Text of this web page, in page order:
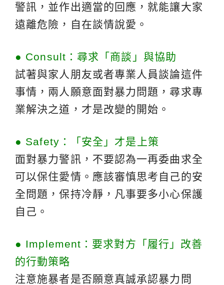
警訊，並作出適當的回應，就能讓大家
遠離危險，自在談情說愛。
● Consult：尋求「商談」與協助
試著與家人朋友或者專業人員談論這件
事情，兩人願意面對暴力問題，尋求專
業解決之道，才是改變的開始。
● Safety：「安全」才是上策
面對暴力警訊，不要認為一再委曲求全
可以保住愛情。應該審慎思考自己的安
全問題，保持冷靜，凡事要多小心保護
自己。
● Implement：要求對方「履行」改善
的行動策略
注意施暴者是否願意真誠承認暴力問